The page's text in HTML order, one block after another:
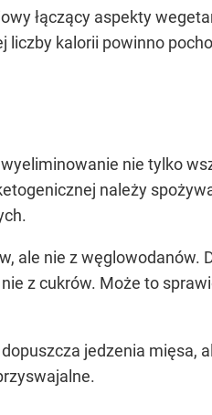
łączący aspekty
liczby kalorii powinno
nie tylko
należy
ale nie z
z cukrów. Może to
jedzenia mięsa,